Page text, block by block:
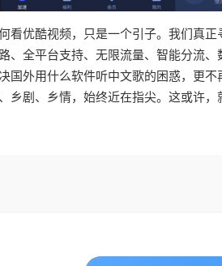
看优酷视频，只是一个引子。我们真
、全平台支持、无限流量、智能分流
国外用什么软件听中文歌的困惑，更
乡剧、乡情，始终近在指尖。这或许，